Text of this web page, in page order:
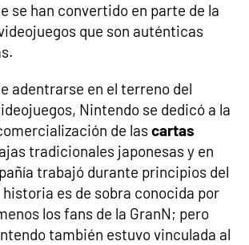
se han convertido en parte de la
que son auténticas
adentrarse en el terreno del
Nintendo se dedicó a la
de lascartas
tradicionales japonesas y en
trabajó durante principios del
historia es de sobra conocida por
los fans de la GranN; pero
también estuvo vinculada al